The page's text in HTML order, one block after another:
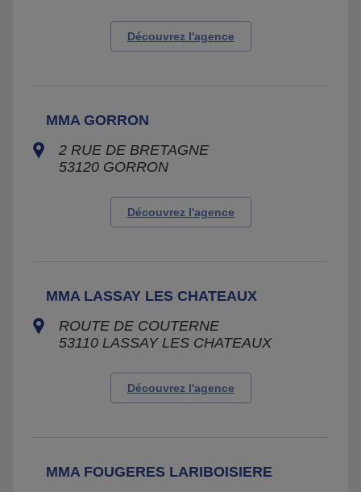
Découvrez l'agence
MMA GORRON
2 RUE DE BRETAGNE
53120 GORRON
Découvrez l'agence
MMA LASSAY LES CHATEAUX
ROUTE DE COUTERNE
53110 LASSAY LES CHATEAUX
Découvrez l'agence
MMA FOUGERES LARIBOISIERE